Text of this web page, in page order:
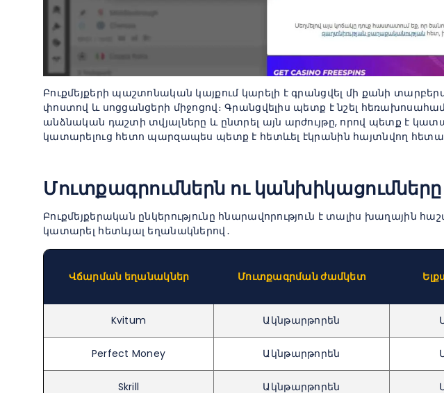
Բուքմեյքերի պաշտոնական կայքում կարելի է գրանցվել մի քանի
փոստով և սոցցանցերի միջոցով։ Գրանցվելիս պետք է նշել
անձնական դաշտի տվյալները և ընտրել այն արժույթը, որով պետք է
կատարելուց հետո պարզապես պետք է հետևել էկրանին հայտնվող
Մուտքագրումներն ու կանխիկացումները
Բուքմեյքերական ընկերությունը հնարավորություն է տալիս խաղային
կատարել հետևյալ եղանակներով․
Վճարման եղանակներ Մուտքագրման ժամկետ
Kvitum Ակնթարթորեն
Perfect Money Ակնթարթորեն
Skrill Ակնթարթորեն